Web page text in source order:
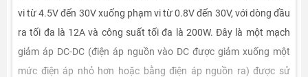
vi từ 4.5V đến 30V xuống phạm vi từ 0.8V đến 30V, với dòng đầu
ra tối đa là 12A và công suất tối đa là 200W. Đây là một mạch
giảm áp DC-DC (điện áp nguồn vào DC được giảm xuống một
mức điện áp nhỏ hơn hoặc bằng điện áp nguồn ra) được sử